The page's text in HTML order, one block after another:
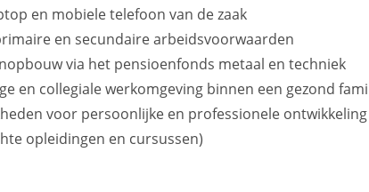
en mobiele telefoon van de zaak
en secundaire arbeidsvoorwaarden
via het pensioenfonds metaal en techniek
en collegiale werkomgeving binnen een gezond
voor persoonlijke en professionele
opleidingen en cursussen)